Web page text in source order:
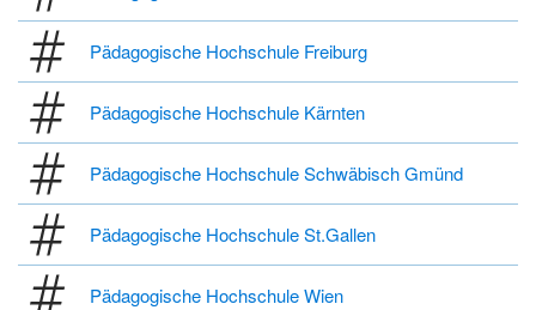
Pädagogische Hochschule Freiburg
Pädagogische Hochschule Kärnten
Pädagogische Hochschule Schwäbisch Gmünd
Pädagogische Hochschule St.Gallen
Pädagogische Hochschule Wien